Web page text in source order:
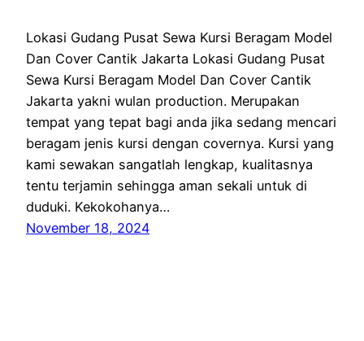
Lokasi Gudang Pusat Sewa Kursi Beragam Model
Dan Cover Cantik Jakarta Lokasi Gudang Pusat
Sewa Kursi Beragam Model Dan Cover Cantik
Jakarta yakni wulan production. Merupakan
tempat yang tepat bagi anda jika sedang mencari
beragam jenis kursi dengan covernya. Kursi yang
kami sewakan sangatlah lengkap, kualitasnya
tentu terjamin sehingga aman sekali untuk di
duduki. Kekokohanya…
November 18, 2024